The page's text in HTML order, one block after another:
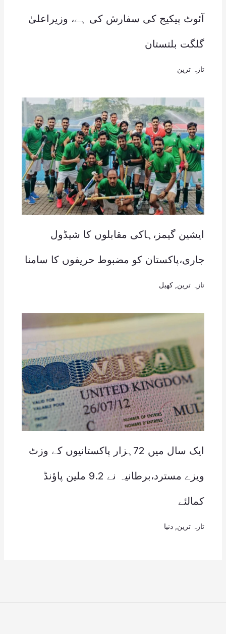
آئوٹ پیکیج کی سفارش کی ہے، وزیراعلیٰ
گلگت بلتستان
تازہ ترین
ایشین گیمز،ہاکی مقابلوں کا شیڈول
جاری،پاکستان کو مضبوط حریفوں کا سامنا
تازہ ترین کھیل
ایک سال میں 72ہزار پاکستانیوں کے وزٹ
ویزے مسترد،برطانیہ نے 9.2 ملین پاؤنڈ
کمالئے
تازہ ترین دنیا